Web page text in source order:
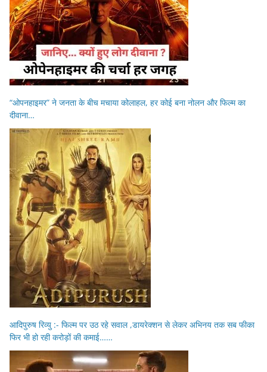
“ओपनहाइमर” ने जनता के बीच मचाया कोलाहल, हर कोई बना नोलन और फिल्म का
दीवाना…
आदिपुरुष रिव्यु :- फिल्म पर उठ रहे सवाल ,डायरेक्शन से लेकर अभिनय तक सब फीका
फिर भी हो रही करोड़ों की कमाई……